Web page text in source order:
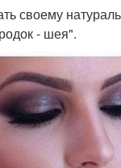
своему
- шея".